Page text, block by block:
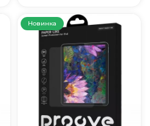
Новинка